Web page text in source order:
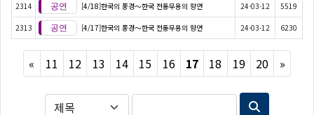
2314 [4/18]한국의 풍경～한국 전통무용의 향연 24-03-12 5519
2313 [4/17]한국의 풍경～한국 전통무용의 향연 24-03-12 6230
« Previous
11 12 13 14 15 16 17 18 19 20 »Next